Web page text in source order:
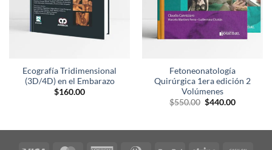
Ecografía Tridimensional
(3D/4D) en el Embarazo
$160.00
Fetoneonatología
Quirúrgica 1era edición 2
Volúmenes
$550.00 El
$550.00.
$440.00El
$440.00.